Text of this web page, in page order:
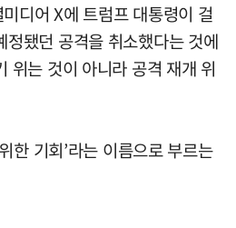
디어 X에 트럼프 대통령이 걸
정됐던 공격을 취소했다는 것에
위는 것이 아니라 공격 재개 위
한 기회’라는 이름으로 부르는